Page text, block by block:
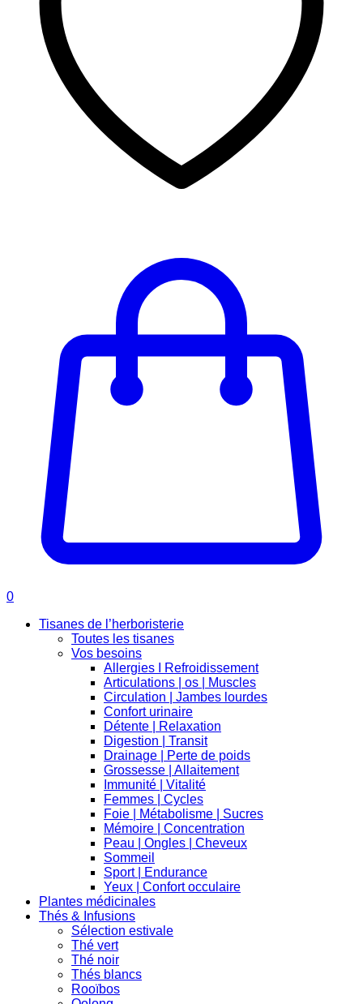
0
Tisanes de l’herboristerie
Toutes les tisanes
Vos besoins
Allergies I Refroidissement
Articulations | os | Muscles
Circulation | Jambes lourdes
Confort urinaire
Détente | Relaxation
Digestion | Transit
Drainage | Perte de poids
Grossesse | Allaitement
Immunité | Vitalité
Femmes | Cycles
Foie | Métabolisme | Sucres
Mémoire | Concentration
Peau | Ongles | Cheveux
Sommeil
Sport | Endurance
Yeux | Confort occulaire
Plantes médicinales
Thés & Infusions
Sélection estivale
Thé vert
Thé noir
Thés blancs
Rooïbos